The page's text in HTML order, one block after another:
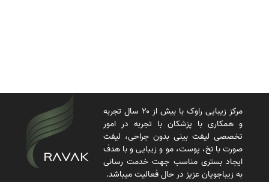
مرکز زیبایی راوک با بیش از ۲۰ سال تجربه
و همکاری با پزشکان با تجربه در امور
تخصصی لیفت بینی بدون جراحی، لیفت
صورت با نخ، پوست، مو و زیبایی و با هدف
ایجاد بستری مناسب جهت خدمت رسانی
به زیباجویان عزیز در حال فعالیت میباشد.